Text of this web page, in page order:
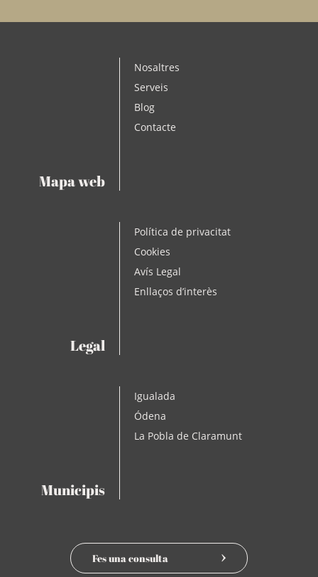
Mapa web
Nosaltres
Serveis
Blog
Contacte
Legal
Política de privacitat
Cookies
Avís Legal
Enllaços d’interès
Municipis
Igualada
Ódena
La Pobla de Claramunt
Fes una consulta